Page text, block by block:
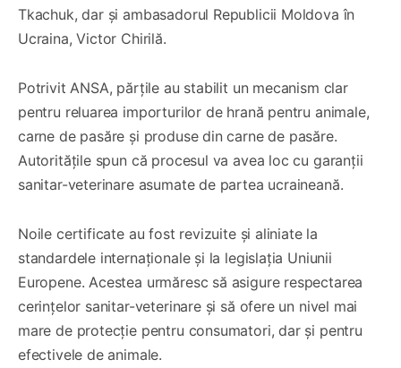
Tkachuk, dar și ambasadorul Republicii Moldova în
Ucraina, Victor Chirilă.
Potrivit ANSA, părțile au stabilit un mecanism clar
pentru reluarea importurilor de hrană pentru animale,
carne de pasăre și produse din carne de pasăre.
Autoritățile spun că procesul va avea loc cu garanții
sanitar-veterinare asumate de partea ucraineană.
Noile certificate au fost revizuite și aliniate la
standardele internaționale și la legislația Uniunii
Europene. Acestea urmăresc să asigure respectarea
cerințelor sanitar-veterinare și să ofere un nivel mai
mare de protecție pentru consumatori, dar și pentru
efectivele de animale.